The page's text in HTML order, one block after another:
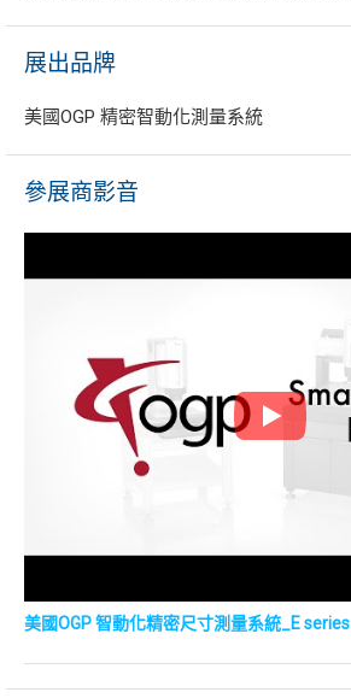
展出品牌
美國OGP 精密智動化測量系統
參展商影音
美國OGP 智動化精密尺寸測量系統_E series